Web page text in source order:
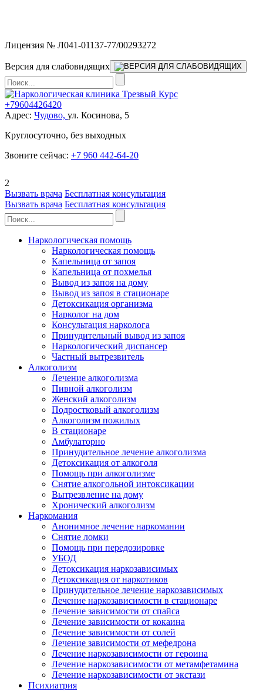
Лицензия № Л041-01137-77/00293272
Версия для слабовидящих
+79604426420
Адрес: Чудово, ул. Косинова, 5
Круглосуточно, без выходных
Звоните сейчас: +7 960 442-64-20
2
Вызвать врача Бесплатная консультация
Вызвать врача Бесплатная консультация
Наркологическая помощь
Наркологическая помощь
Капельница от запоя
Капельница от похмелья
Вывод из запоя на дому
Вывод из запоя в стационаре
Детоксикация организма
Нарколог на дом
Консультация нарколога
Принудительный вывод из запоя
Наркологический диспансер
Частный вытрезвитель
Алкоголизм
Лечение алкоголизма
Пивной алкоголизм
Женский алкоголизм
Подростковый алкоголизм
Алкоголизм пожилых
В стационаре
Амбулаторно
Принудительное лечение алкоголизма
Детоксикация от алкоголя
Помощь при алкоголизме
Снятие алкогольной интоксикации
Вытрезвление на дому
Хронический алкоголизм
Наркомания
Анонимное лечение наркомании
Снятие ломки
Помощь при передозировке
УБОД
Детоксикация наркозависимых
Детоксикация от наркотиков
Принудительное лечение наркозависимых
Лечение наркозависимости в стационаре
Лечение зависимости от спайса
Лечение зависимости от кокаина
Лечение зависимости от солей
Лечение зависимости от мефедрона
Лечение наркозависимости от героина
Лечение наркозависимости от метамфетамина
Лечение наркозависимости от экстази
Психиатрия